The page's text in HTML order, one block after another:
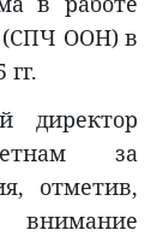
(СПЧ ООН) в
гг.
директор
за
отметив,